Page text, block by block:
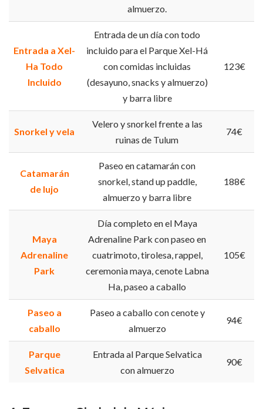
almuerzo.
Entrada a Xel-
Ha Todo
Incluido
Entrada de un día con todo
incluido para el Parque Xel-Há
con comidas incluidas
(desayuno, snacks y almuerzo)
y barra libre
123€
Snorkel y vela
Velero y snorkel frente a las
ruinas de Tulum
74€
Catamarán
de lujo
Paseo en catamarán con
snorkel, stand up paddle,
almuerzo y barra libre
188€
Maya
Adrenaline
Park
Día completo en el Maya
Adrenaline Park con paseo en
cuatrimoto, tirolesa, rappel,
ceremonia maya, cenote Labna
Ha, paseo a caballo
105€
Paseo a
caballo
Paseo a caballo con cenote y
almuerzo
94€
Parque
Selvatica
Entrada al Parque Selvatica
con almuerzo
90€